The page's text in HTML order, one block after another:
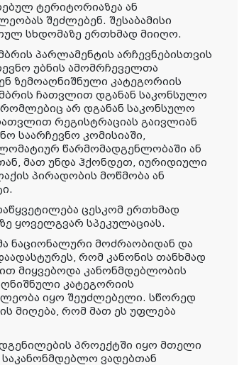
ტერიტორიაზეა ან
შეძლებენ. შესაბამისი
სხდომაზე ერთხმად მიიღო.
პარლამენტის არჩევნებისთვის
უბნის ამომრჩეველთა
ზემოაღნიშნული კატეგორიის
ჩათვლით დგანან საკონსულო
რომლებიც არ დგანან საკონსულო
რეგისტრაციას გაივლიან
საარჩევნო კომისიაში,
წარმომადგენლობაში ან
მათ უნდა ჰქონდეთ, იურიდიული
პირადობის მოწმობა ან
ცესკომ ერთხმად
ყოველგვარ სპეკულაციას.
ნაციონალური მოძრაობიდან და
რომ კანონის თანხმად
მიყვებოდა კანონმდებლობის
კატეგორიის
იყო შეუძლებელი. სწორედ
მიღება, რომ მათ ეს უფლება
პროექტში იყო მთელი
საკანონმდებლო ვადებთან